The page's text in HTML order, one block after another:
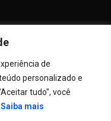
de
personalizado e
tudo", você
Saiba mais